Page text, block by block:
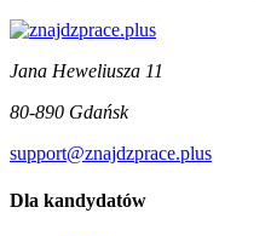
Jana Heweliusza 11
80-890 Gdańsk
support@znajdzprace.plus
Dla kandydatów